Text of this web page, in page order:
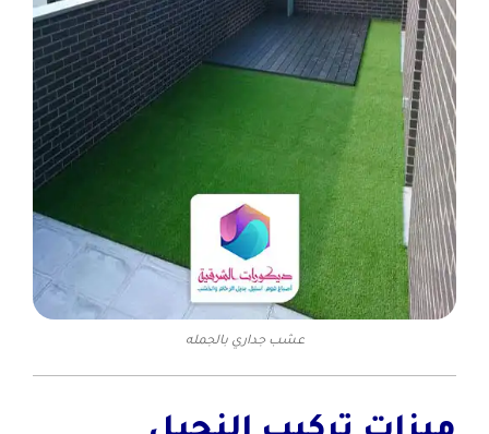
عشب جداري بالجمله